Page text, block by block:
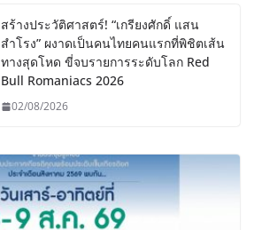
สร้างประวัติศาสตร์! “เกรียงศักดิ์ แสน
สำโรง” ผงาดเป็นคนไทยคนแรกที่พิชิตเส้น
ทางสุดโหด ขี่จบรายการระดับโลก Red
Bull Romaniacs 2026
02/08/2026